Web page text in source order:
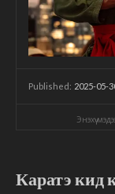
Published: 2025-05-
Энэхүү
Каратэ кид